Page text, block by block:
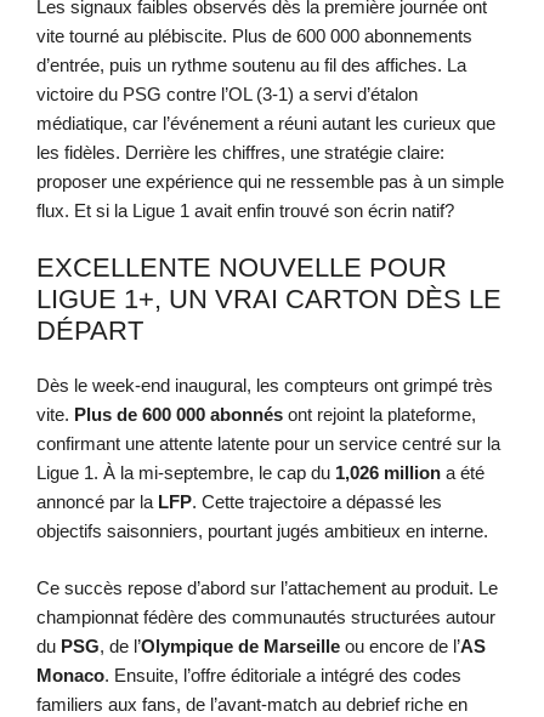
Les signaux faibles observés dès la première journée ont
vite tourné au plébiscite. Plus de 600 000 abonnements
d’entrée, puis un rythme soutenu au fil des affiches. La
victoire du PSG contre l’OL (3-1) a servi d’étalon
médiatique, car l’événement a réuni autant les curieux que
les fidèles. Derrière les chiffres, une stratégie claire:
proposer une expérience qui ne ressemble pas à un simple
flux. Et si la Ligue 1 avait enfin trouvé son écrin natif?
EXCELLENTE NOUVELLE POUR
LIGUE 1+, UN VRAI CARTON DÈS LE
DÉPART
Dès le week-end inaugural, les compteurs ont grimpé très
vite. Plus de 600 000 abonnés ont rejoint la plateforme,
confirmant une attente latente pour un service centré sur la
Ligue 1. À la mi-septembre, le cap du 1,026 million a été
annoncé par la LFP. Cette trajectoire a dépassé les
objectifs saisonniers, pourtant jugés ambitieux en interne.
Ce succès repose d’abord sur l’attachement au produit. Le
championnat fédère des communautés structurées autour
du PSG, de l’Olympique de Marseille ou encore de l’AS
Monaco. Ensuite, l’offre éditoriale a intégré des codes
familiers aux fans, de l’avant-match au debrief riche en